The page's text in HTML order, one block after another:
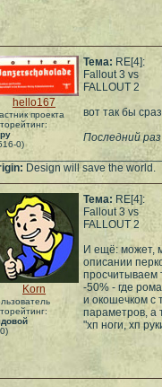
hello167
проекта
0)
Тема: RE[4]:
Fallout 3 vs
FALLOUT 2
вот так бы
Последний
Design will save the world.
Korn
Тема: RE[4]:
Fallout 3 vs
FALLOUT 2
И ещё: может,
описании
просчитываем
-50% - где
и окошечком с
параметров, а
"хп ноги, хп